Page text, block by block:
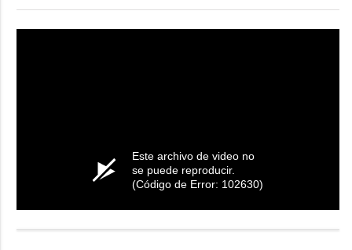
Este archivo de video no
se puede reproducir.
(Código de Error: 102630)